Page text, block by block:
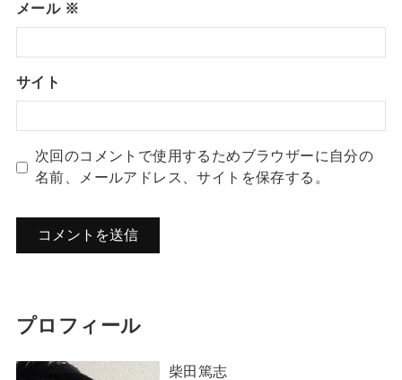
メール ※
サイト
次回のコメントで使用するためブラウザーに自分の
名前、メールアドレス、サイトを保存する。
プロフィール
柴田篤志